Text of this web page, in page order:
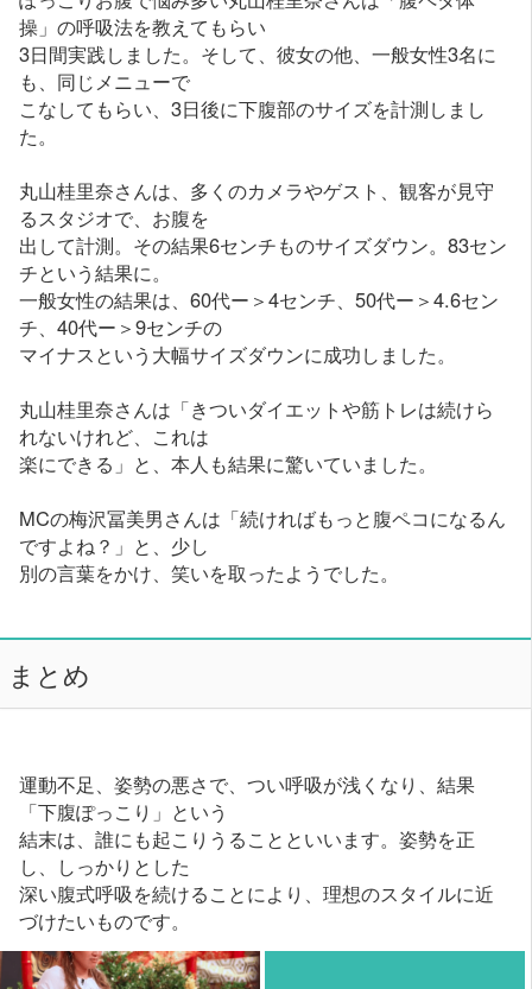
操」の呼吸法を教えてもらい
3日間実践しました。そして、彼女の他、一般女性3名に
も、同じメニューで
こなしてもらい、3日後に下腹部のサイズを計測しまし
た。
丸山桂里奈さんは、多くのカメラやゲスト、観客が見守
るスタジオで、お腹を
出して計測。その結果6センチものサイズダウン。83セン
チという結果に。
一般女性の結果は、60代ー＞4センチ、50代ー＞4.6セン
チ、40代ー＞9センチの
マイナスという大幅サイズダウンに成功しました。
丸山桂里奈さんは「きついダイエットや筋トレは続けら
れないけれど、これは
楽にできる」と、本人も結果に驚いていました。
MCの梅沢冨美男さんは「続ければもっと腹ペコになるん
ですよね？」と、少し
別の言葉をかけ、笑いを取ったようでした。
まとめ
運動不足、姿勢の悪さで、つい呼吸が浅くなり、結果
「下腹ぽっこり」という
結末は、誰にも起こりうることといいます。姿勢を正
し、しっかりとした
深い腹式呼吸を続けることにより、理想のスタイルに近
づけたいものです。